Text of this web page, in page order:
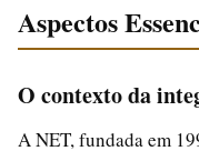
Aspectos
O contexto da
A NET, fundada em